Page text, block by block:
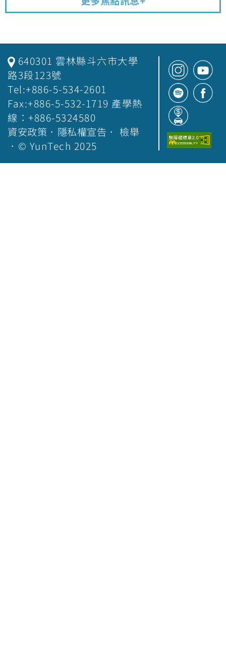
640301 雲林縣斗六市大學
路3段123號
Tel:+886-5-534-2601
Fax:+886-5-532-1719 產學熱
線：+886-5324580
資安政策 ． 隱私權宣告 ． 檢舉
．© YunTech 2025